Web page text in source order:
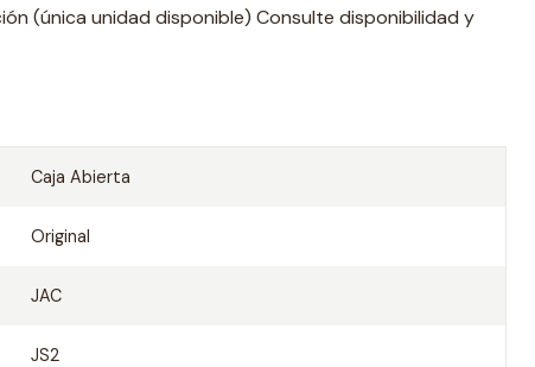
(única unidad disponible) Consulte disponibilidad y
Caja Abierta
Original
JAC
JS2